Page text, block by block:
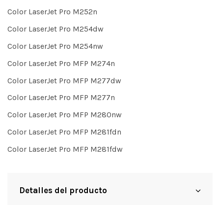
Color LaserJet Pro M252n
Color LaserJet Pro M254dw
Color LaserJet Pro M254nw
Color LaserJet Pro MFP M274n
Color LaserJet Pro MFP M277dw
Color LaserJet Pro MFP M277n
Color LaserJet Pro MFP M280nw
Color LaserJet Pro MFP M281fdn
Color LaserJet Pro MFP M281fdw
Detalles del producto